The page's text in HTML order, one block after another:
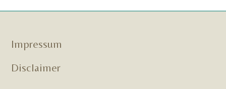
Impressum
Disclaimer